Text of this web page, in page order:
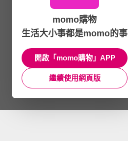
momo購物
生活大小事都是momo的事
開啟「momo購物」APP
繼續使用網頁版